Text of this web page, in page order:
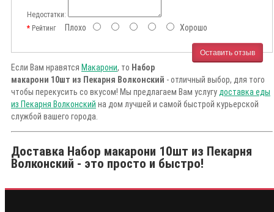
Недостатки:
РейтингПлохо Хорошо
Оставить отзыв
Если Вам нравятся Макарони, то Набор
макарони 10шт из Пекарня Волконский - отличный выбор, для того
чтобы перекусить со вкусом! Мы предлагаем Вам услугу доставка еды
из Пекарня Волконский на дом лучшей и самой быстрой курьерской
службой вашего города.
Доставка Набор макарони 10шт из Пекарня
Волконский - это просто и быстро!